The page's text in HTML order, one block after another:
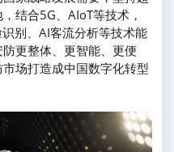
结合5G、AIoT等技术，
别、AI客流分析等技术能
更整体、更智能、更便
场打造成中国数字化转型